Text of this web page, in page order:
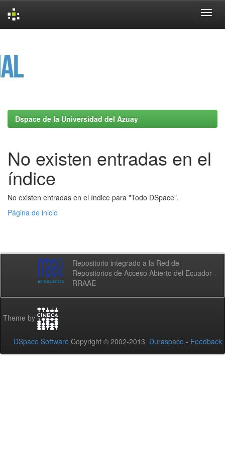
Dspace de la Universidad del Azuay
No existen entradas en el
índice
No existen entradas en el índice para "Todo DSpace".
Página de inicio
Repositorio integrado a la Red de
Repositorios de Acceso Abierto del Ecuador -
RRAAE
Theme by
DSpace Software Copyright © 2002-2013 Duraspace - Feedback